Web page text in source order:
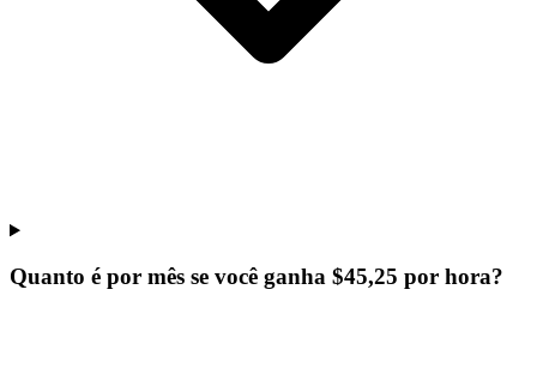
Quanto é por mês se você ganha $45,25 por hora?